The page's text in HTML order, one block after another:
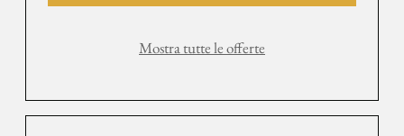
Mostra tutte le offerte